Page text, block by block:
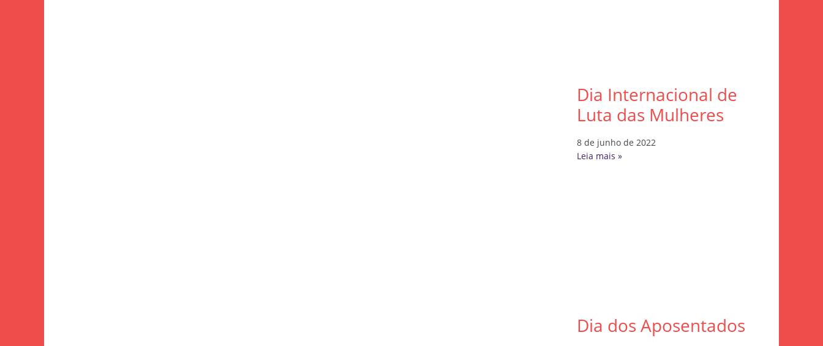
Dia Internacional de
Luta das Mulheres
8 de junho de 2022
Leia mais »
Dia dos Aposentados